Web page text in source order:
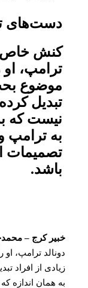
دست‌های
کنش خاص
ترامپ،
موضوع
تبدیل
نیست که
به ترامپ
تصمیمات
باشد.
خبیر کرج –
دونالد ترامپ،
زیادی از افراد
به همان اندازه